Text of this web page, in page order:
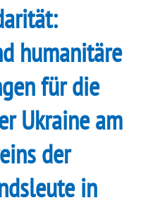
humanitäre
für die
Ukraine am
der
in